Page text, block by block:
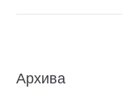
Архива